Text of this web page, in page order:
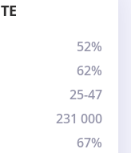
52%
62%
25-47
231 000
67%